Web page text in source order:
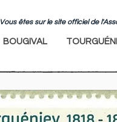
Vous êtes sur le site officiel de
BOUGIVAL